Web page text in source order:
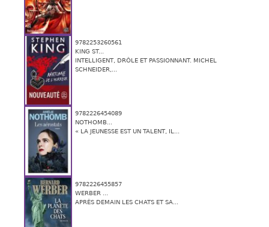
9782253260561
KING ST...
INTELLIGENT, DRÔLE ET PASSIONNANT. MICHEL
SCHNEIDER,...
9782226454089
NOTHOMB...
« LA JEUNESSE EST UN TALENT, IL...
9782226455857
WERBER ...
APRÈS DEMAIN LES CHATS ET SA...